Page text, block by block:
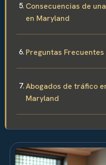
Consecuencias de
en Maryland
Preguntas Frecuentes
Abogados de tráfico
Maryland